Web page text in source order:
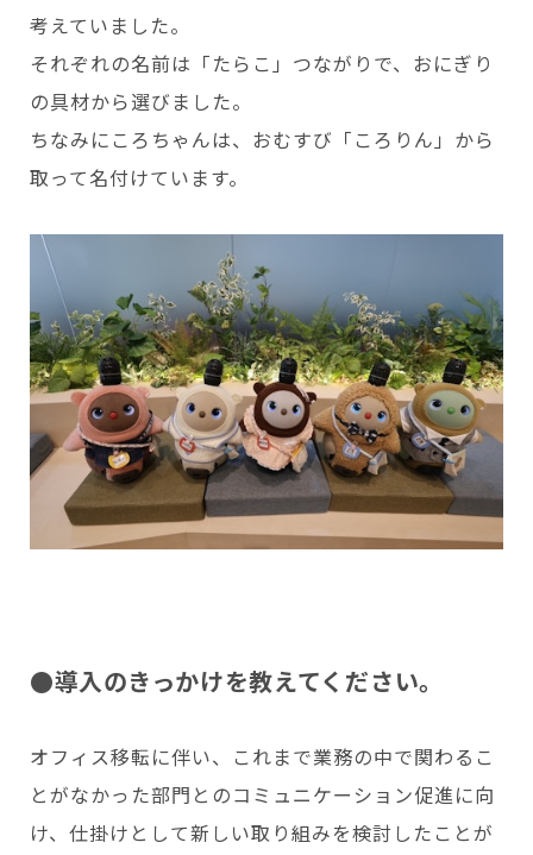
考えていました。
それぞれの名前は「たらこ」つながりで、おにぎり
の具材から選びました。
ちなみにころちゃんは、おむすび「ころりん」から
取って名付けています。
●導入のきっかけを教えてください。
オフィス移転に伴い、これまで業務の中で関わるこ
とがなかった部門とのコミュニケーション促進に向
け、仕掛けとして新しい取り組みを検討したことが